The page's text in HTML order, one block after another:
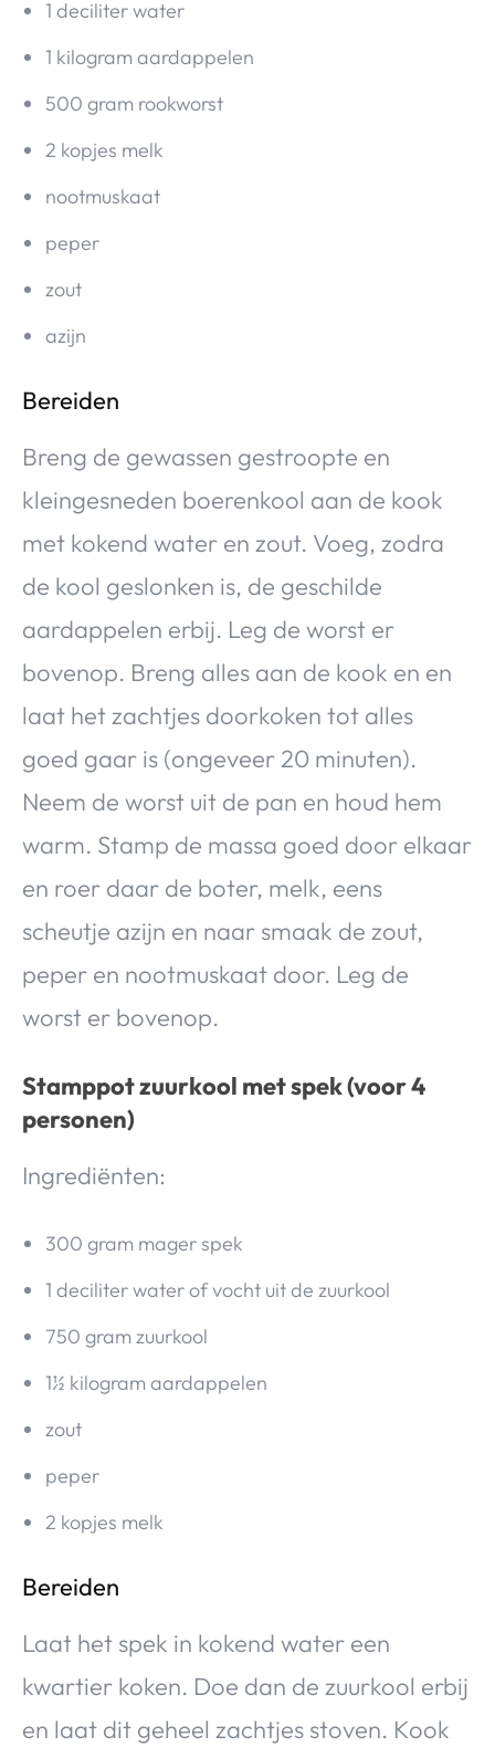
1 deciliter water
1 kilogram aardappelen
500 gram rookworst
2 kopjes melk
nootmuskaat
peper
zout
azijn
Bereiden
Breng de gewassen gestroopte en
kleingesneden boerenkool aan de kook
met kokend water en zout. Voeg, zodra
de kool geslonken is, de geschilde
aardappelen erbij. Leg de worst er
bovenop. Breng alles aan de kook en en
laat het zachtjes doorkoken tot alles
goed gaar is (ongeveer 20 minuten).
Neem de worst uit de pan en houd hem
warm. Stamp de massa goed door elkaar
en roer daar de boter, melk, eens
scheutje azijn en naar smaak de zout,
peper en nootmuskaat door. Leg de
worst er bovenop.
Stamppot zuurkool met spek(voor 4
personen)
Ingrediënten:
300 gram mager spek
1 deciliter water of vocht uit de zuurkool
750 gram zuurkool
1½ kilogram aardappelen
zout
peper
2 kopjes melk
Bereiden
Laat het spek in kokend water een
kwartier koken. Doe dan de zuurkool erbij
en laat dit geheel zachtjes stoven. Kook